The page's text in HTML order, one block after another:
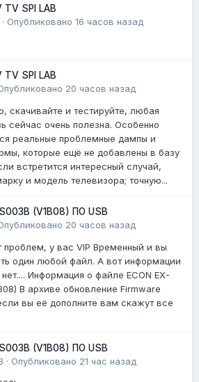
TV SPI LAB
· Опубликовано 16 часов назад
TV SPI LAB
20 часов назад
скачивайте и тестируйте, любая
сейчас очень полезна. Особенно
реальные проблемные дампы и
которые ещё не добавлены в базу
встретится интересный случай,
и модель телевизора; точную...
(V1B08) ПО USB
20 часов назад
проблем, у вас VIP Временный и вы
один любой файл. А вот информации
Информация о файле ECON EX-
В архиве обновление Firmware
вы её дополните вам скажут все
(V1B08) ПО USB
· Опубликовано 21 час назад